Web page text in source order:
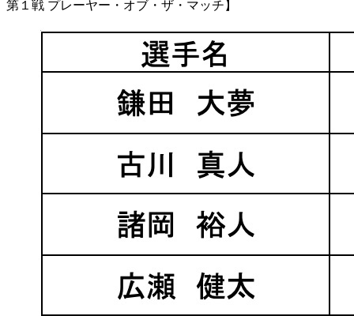
第１戦 プレーヤー・オブ・ザ・マッチ】